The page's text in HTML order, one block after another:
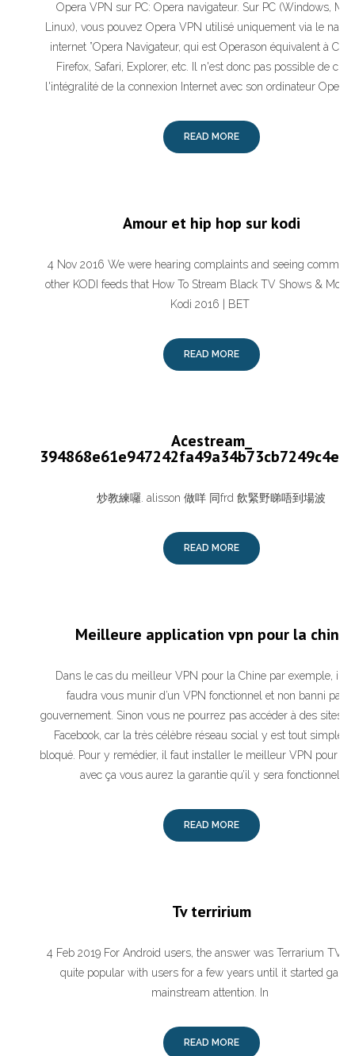
Opera VPN sur PC: Opera navigateur. Sur PC (Windows,
Linux), vous pouvez Opera VPN utilisé uniquement via le
internet ”Opera Navigateur, qui est Operason équivalent à
Firefox, Safari, Explorer, etc. Il n'est donc pas possible de
l'intégralité de la connexion Internet avec son ordinateur Opera
READ MORE
Amour et hip hop sur kodi
4 Nov 2016 We were hearing complaints and seeing
other KODI feeds that How To Stream Black TV Shows &
Kodi 2016 | BET
READ MORE
Acestream_
炒教練囉. alisson 做咩 同frd 飲緊野睇唔到場波
READ MORE
Meilleure application vpn pour la chine
Dans le cas du meilleur VPN pour la Chine par exemple, il
faudra vous munir d’un VPN fonctionnel et non banni par
gouvernement. Sinon vous ne pourrez pas accéder à des sites
Facebook, car la très célèbre réseau social y est tout
bloqué. Pour y remédier, il faut installer le meilleur VPN pour la
avec ça vous aurez la garantie qu’il y sera fonctionnel.
READ MORE
Tv terririum
4 Feb 2019 For Android users, the answer was Terrarium TV.
quite popular with users for a few years until it started
mainstream attention. In
READ MORE